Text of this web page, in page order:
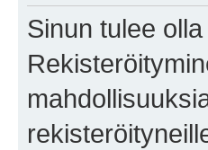
Sinun tulee